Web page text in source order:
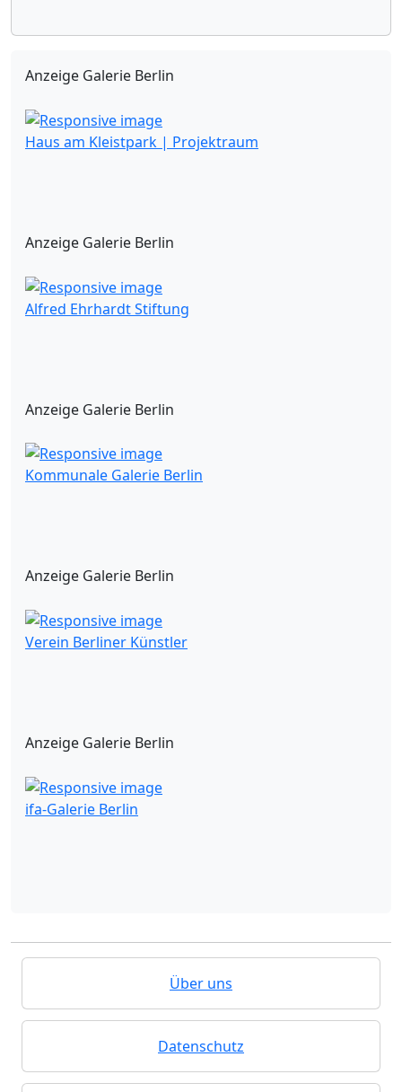
Anzeige Galerie Berlin
Haus am Kleistpark | Projektraum
Anzeige Galerie Berlin
Alfred Ehrhardt Stiftung
Anzeige Galerie Berlin
Kommunale Galerie Berlin
Anzeige Galerie Berlin
Verein Berliner Künstler
Anzeige Galerie Berlin
ifa-Galerie Berlin
Über uns
Datenschutz